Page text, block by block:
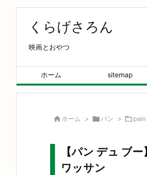
くらげさろん
映画とおやつ
ホーム sitemap
 ホーム > パン > 
【パン デュ ブ
ワッサン